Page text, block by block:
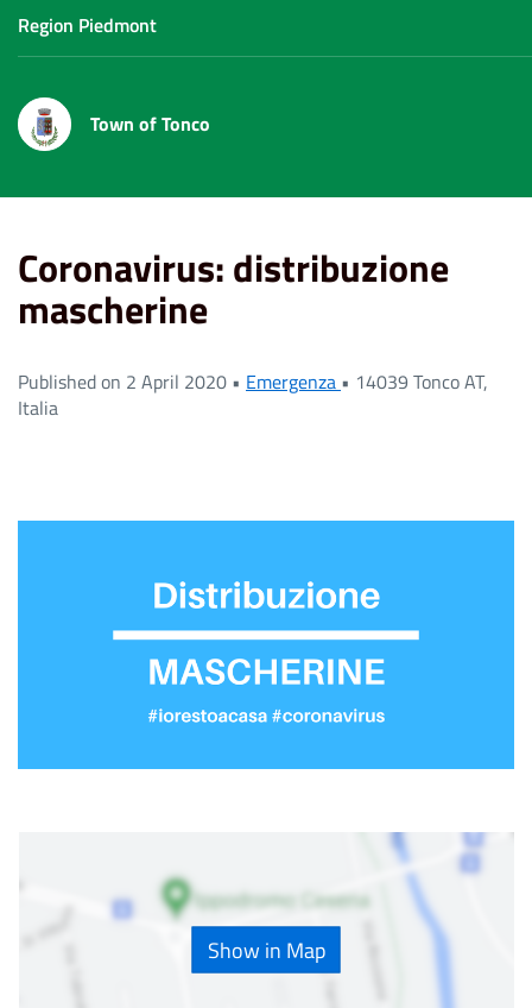
Region Piedmont
Town of Tonco
Coronavirus: distribuzione
mascherine
Published on 2 April 2020 • Emergenza • 14039 Tonco AT,
Italia
Show in Map